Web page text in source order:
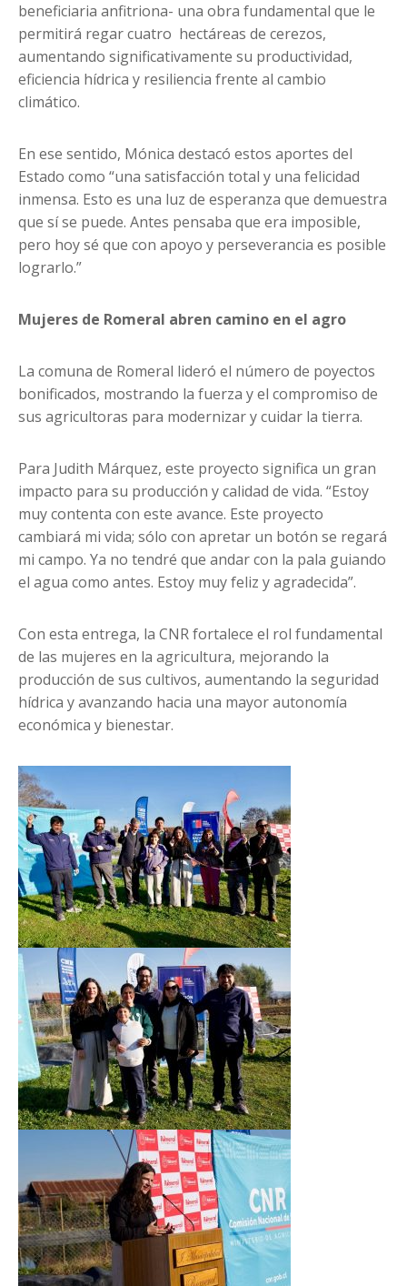
beneficiaria anfitriona- una obra fundamental que le
permitirá regar cuatro hectáreas de cerezos,
aumentando significativamente su productividad,
eficiencia hídrica y resiliencia frente al cambio
climático.
En ese sentido, Mónica destacó estos aportes del
Estado como “una satisfacción total y una felicidad
inmensa. Esto es una luz de esperanza que demuestra
que sí se puede. Antes pensaba que era imposible,
pero hoy sé que con apoyo y perseverancia es posible
lograrlo.”
Mujeres de Romeral abren camino en el agro
La comuna de Romeral lideró el número de poyectos
bonificados, mostrando la fuerza y el compromiso de
sus agricultoras para modernizar y cuidar la tierra.
Para Judith Márquez, este proyecto significa un gran
impacto para su producción y calidad de vida. “Estoy
muy contenta con este avance. Este proyecto
cambiará mi vida; sólo con apretar un botón se regará
mi campo. Ya no tendré que andar con la pala guiando
el agua como antes. Estoy muy feliz y agradecida”.
Con esta entrega, la CNR fortalece el rol fundamental
de las mujeres en la agricultura, mejorando la
producción de sus cultivos, aumentando la seguridad
hídrica y avanzando hacia una mayor autonomía
económica y bienestar.